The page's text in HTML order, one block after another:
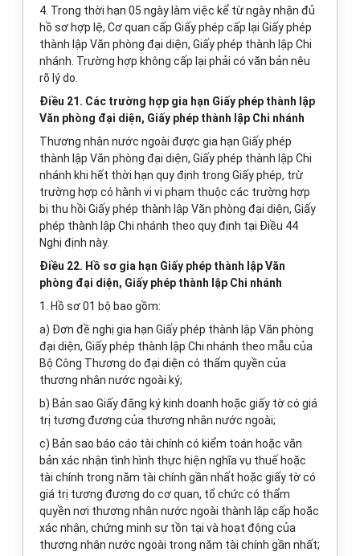
4. Trong thời hạn 05 ngày làm việc kể từ ngày nhận đủ
hồ sơ hợp lệ, Cơ quan cấp Giấy phép cấp lại Giấy phép
thành lập Văn phòng đại diện, Giấy phép thành lập Chi
nhánh. Trường hợp không cấp lại phải có văn bản nêu
rõ lý do.
Điều 21. Các trường hợp gia hạn Giấy phép thành lập
Văn phòng đại diện, Giấy phép thành lập Chi nhánh
Thương nhân nước ngoài được gia hạn Giấy phép
thành lập Văn phòng đại diện, Giấy phép thành lập Chi
nhánh khi hết thời hạn quy định trong Giấy phép, trừ
trường hợp có hành vi vi phạm thuộc các trường hợp
bị thu hồi Giấy phép thành lập Văn phòng đại diện, Giấy
phép thành lập Chi nhánh theo quy định tại Điều 44
Nghị định này.
Điều 22. Hồ sơ gia hạn Giấy phép thành lập Văn
phòng đại diện, Giấy phép thành lập Chi nhánh
1. Hồ sơ 01 bộ bao gồm:
a) Đơn đề nghị gia hạn Giấy phép thành lập Văn phòng
đại diện, Giấy phép thành lập Chi nhánh theo mẫu của
Bộ Công Thương do đại diện có thẩm quyền của
thương nhân nước ngoài ký;
b) Bản sao Giấy đăng ký kinh doanh hoặc giấy tờ có giá
trị tương đương của thương nhân nước ngoài;
c) Bản sao báo cáo tài chính có kiểm toán hoặc văn
bản xác nhận tình hình thực hiện nghĩa vụ thuế hoặc
tài chính trong năm tài chính gần nhất hoặc giấy tờ có
giá trị tương đương do cơ quan, tổ chức có thẩm
quyền nơi thương nhân nước ngoài thành lập cấp hoặc
xác nhận, chứng minh sự tồn tại và hoạt động của
thương nhân nước ngoài trong năm tài chính gần nhất;